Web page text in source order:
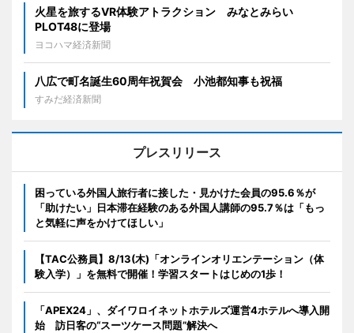
火星を旅するVR体験アトラクション みなとみらい
PLOT48に登場
ヨコハマ経済新聞
八広で町名誕生60周年祝賀会 小池都知事も祝福
すみだ経済新聞
プレスリリース
困っている外国人旅行者に接した・見かけた会員の95.6％が
「助けたい」日本滞在経験のある外国人講師の95.7％は「もっ
と気軽に声をかけてほしい」
【TAC公務員】8/13(木)「オンラインオリエンテーション（体
験入学）」を無料で開催！学習スタートはじめの1歩！
「APEX24」、ダイワロイネットホテルズ運営4ホテルへ導入開
始 訪日客の“スーツケース問題”解決へ